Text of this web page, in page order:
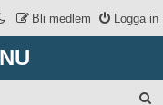
Logga in
Bli medlem